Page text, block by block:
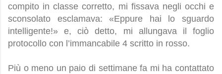
compito in classe corretto, mi fissava negli occhi e
sconsolato esclamava: «Eppure hai lo sguardo
intelligente!» e, ciò detto, mi allungava il foglio
protocollo con l’immancabile 4 scritto in rosso.
Più o meno un paio di settimane fa mi ha contattato